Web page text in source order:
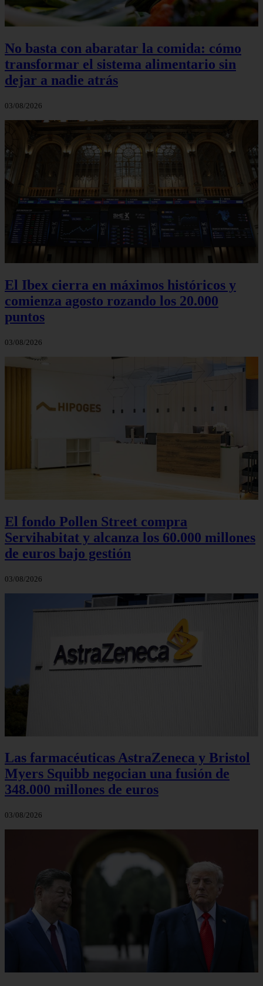
No basta con abaratar la comida: cómo
transformar el sistema alimentario sin
dejar a nadie atrás
03/08/2026
El Ibex cierra en máximos históricos y
comienza agosto rozando los 20.000
puntos
03/08/2026
El fondo Pollen Street compra
Servihabitat y alcanza los 60.000 millones
de euros bajo gestión
03/08/2026
Las farmacéuticas AstraZeneca y Bristol
Myers Squibb negocian una fusión de
348.000 millones de euros
03/08/2026